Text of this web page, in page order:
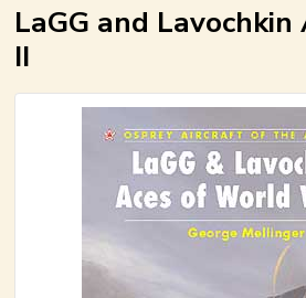
LaGG and
II